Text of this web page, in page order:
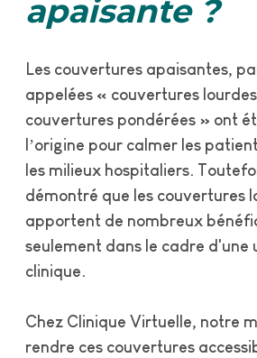
apaisante ?
Les couvertures apaisantes,
appelées « couvertures
couvertures pondérées » ont
l’origine pour calmer les
les milieux hospitaliers.
démontré que les couvertures
apportent de nombreux
seulement dans le cadre d'une
clinique.
Chez Clinique Virtuelle, notre
rendre ces couvertures